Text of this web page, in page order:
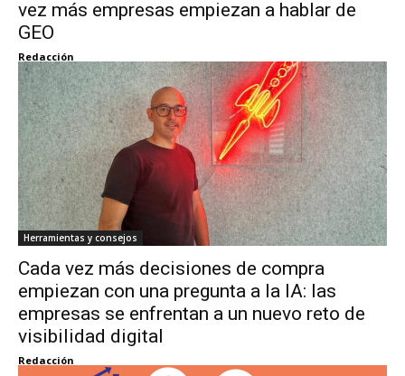
vez más empresas empiezan a hablar de
GEO
Redacción
Herramientas y consejos
Cada vez más decisiones de compra
empiezan con una pregunta a la IA: las
empresas se enfrentan a un nuevo reto de
visibilidad digital
Redacción